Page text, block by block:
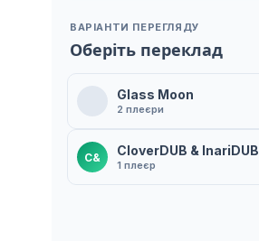
ВАРІАНТИ ПЕРЕГЛЯДУ
Оберіть переклад
Glass Moon
2 плеєри
C& CloverDUB & InariDUB
1 плеєр